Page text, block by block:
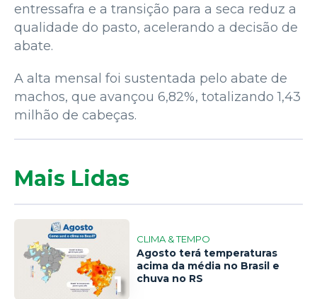
entressafra e a transição para a seca reduz a
qualidade do pasto, acelerando a decisão de
abate.
A alta mensal foi sustentada pelo abate de
machos, que avançou 6,82%, totalizando 1,43
milhão de cabeças.
Mais Lidas
1
CLIMA & TEMPO
Agosto terá temperaturas
acima da média no Brasil e
chuva no RS